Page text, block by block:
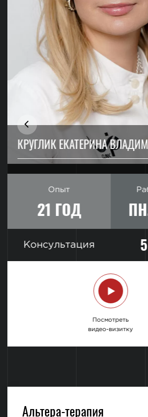
КРУГЛИК ЕКАТЕРИНА
Опыт
21 ГОД
Консультация
Посмотреть
видео-визитку
Альтера-терапия